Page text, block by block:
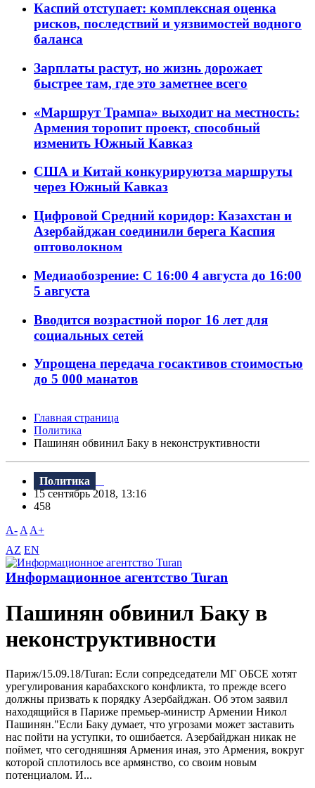
Каспий отступает: комплексная оценка
рисков, последствий и уязвимостей водного
баланса
Зарплаты растут, но жизнь дорожает
быстрее там, где это заметнее всего
«Маршрут Трампа» выходит на местность:
Армения торопит проект, способный
изменить Южный Кавказ
США и Китай конкурируютза маршруты
через Южный Кавказ
Цифровой Средний коридор: Казахстан и
Азербайджан соединили берега Каспия
оптоволокном
Медиаобозрение: С 16:00 4 августа до 16:00
5 августа
Вводится возрастной порог 16 лет для
социальных сетей
Упрощена передача госактивов стоимостью
до 5 000 манатов
Главная страница
Политика
Пашинян обвинил Баку в неконструктивноcти
Политика
15 сентябрь 2018, 13:16
458
A- A A+
AZ EN
Информационное агентство Turan
Пашинян обвинил Баку в
неконструктивноcти
Париж/15.09.18/Turan: Если сопредседатели МГ ОБСЕ хотят
урегулирования карабахского конфликта, то прежде всего
должны призвать к порядку Азербайджан. Об этом заявил
находящийся в Париже премьер-министр Армении Никол
Пашинян."Если Баку думает, что угрозами может заставить
нас пойти на уступки, то ошибается. Азербайджан никак не
поймет, что сегодняшняя Армения иная, это Армения, вокруг
которой сплотилось все армянство, со своим новым
потенциалом. И...